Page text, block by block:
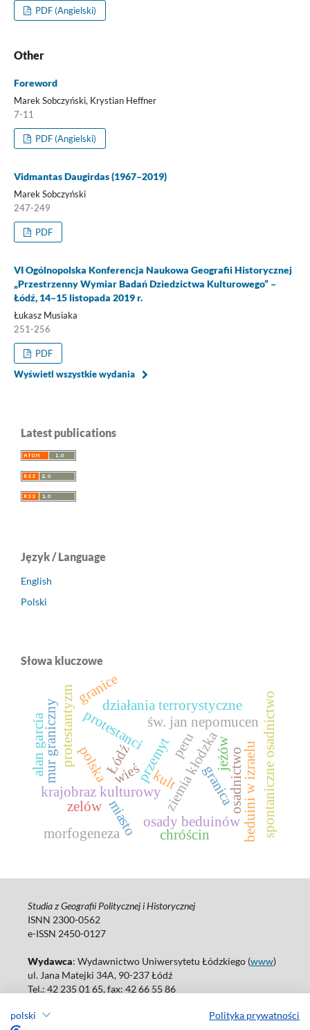
polski Polityka prywatności
PDF (Angielski)
Other
Foreword
Marek Sobczyński, Krystian Heffner
7-11
PDF (Angielski)
Vidmantas Daugirdas (1967–2019)
Marek Sobczyński
247-249
PDF
VI Ogólnopolska Konferencja Naukowa Geografii Historycznej
„Przestrzenny Wymiar Badań Dziedzictwa Kulturowego” –
Łódź, 14–15 listopada 2019 r.
Łukasz Musiaka
251-256
PDF
Wyświetl wszystkie wydania
Latest publications
Język / Language
English
Polski
Słowa kluczowe
ziemia kłodzka
św. jan nepomucen
kult
protestanci
krajobraz kulturowy
Łódź
miasto osady beduinów beduini w izraeluspontaniczne osadnictwo
protestantyzm
granica
wieś osadnictwo
morfogeneza
polska
mur graniczny działania terrorystyczne
przemyt
zelów
granice
peru
alan garcía jeżów
chróścin
Studia z Geografii Politycznej i Historycznej
ISNN 2300-0562
e-ISSN 2450-0127
Wydawca: Wydawnictwo Uniwersytetu Łódzkiego (www)
ul. Jana Matejki 34A, 90-237 Łódź
Tel.: 42 235 01 65, fax: 42 66 55 86